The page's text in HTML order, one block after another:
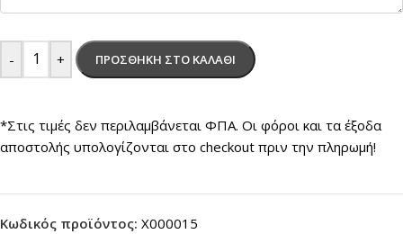
- + ΠΡΟΣΘΉΚΗ ΣΤΟ ΚΑΛΆΘΙ
*Στις τιμές δεν περιλαμβάνεται ΦΠΑ. Οι φόροι και τα έξοδα
αποστολής υπολογίζονται στο checkout πριν την πληρωμή!
Κωδικός προϊόντος: X000015